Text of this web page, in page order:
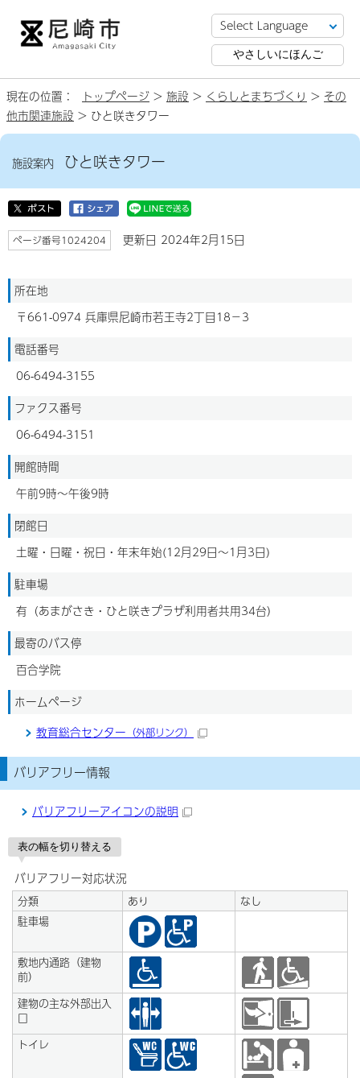
やさしいにほんご
現在の位置： トップページ > 施設 > くらしとまちづくり > その
他市関連施設 > ひと咲きタワー
施設案内 ひと咲きタワー
ページ番号1024204 更新日 2024年2月15日
所在地
〒661-0974 兵庫県尼崎市若王寺2丁目18−3
電話番号
06-6494-3155
ファクス番号
06-6494-3151
開館時間
午前9時～午後9時
閉館日
土曜・日曜・祝日・年末年始(12月29日～1月3日)
駐車場
有（あまがさき・ひと咲きプラザ利用者共用34台）
最寄のバス停
百合学院
ホームページ
教育総合センター （外部リンク）
バリアフリー情報
バリアフリーアイコンの説明
表の幅を切り替える
バリアフリー対応状況
分類 あり
なし
駐車場
敷地内通路（建物
前）
建物の主な外部出入
口
トイレ